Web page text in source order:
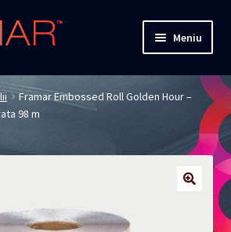
Meniu
Framar Embossed Roll Golden Hour –
98 m